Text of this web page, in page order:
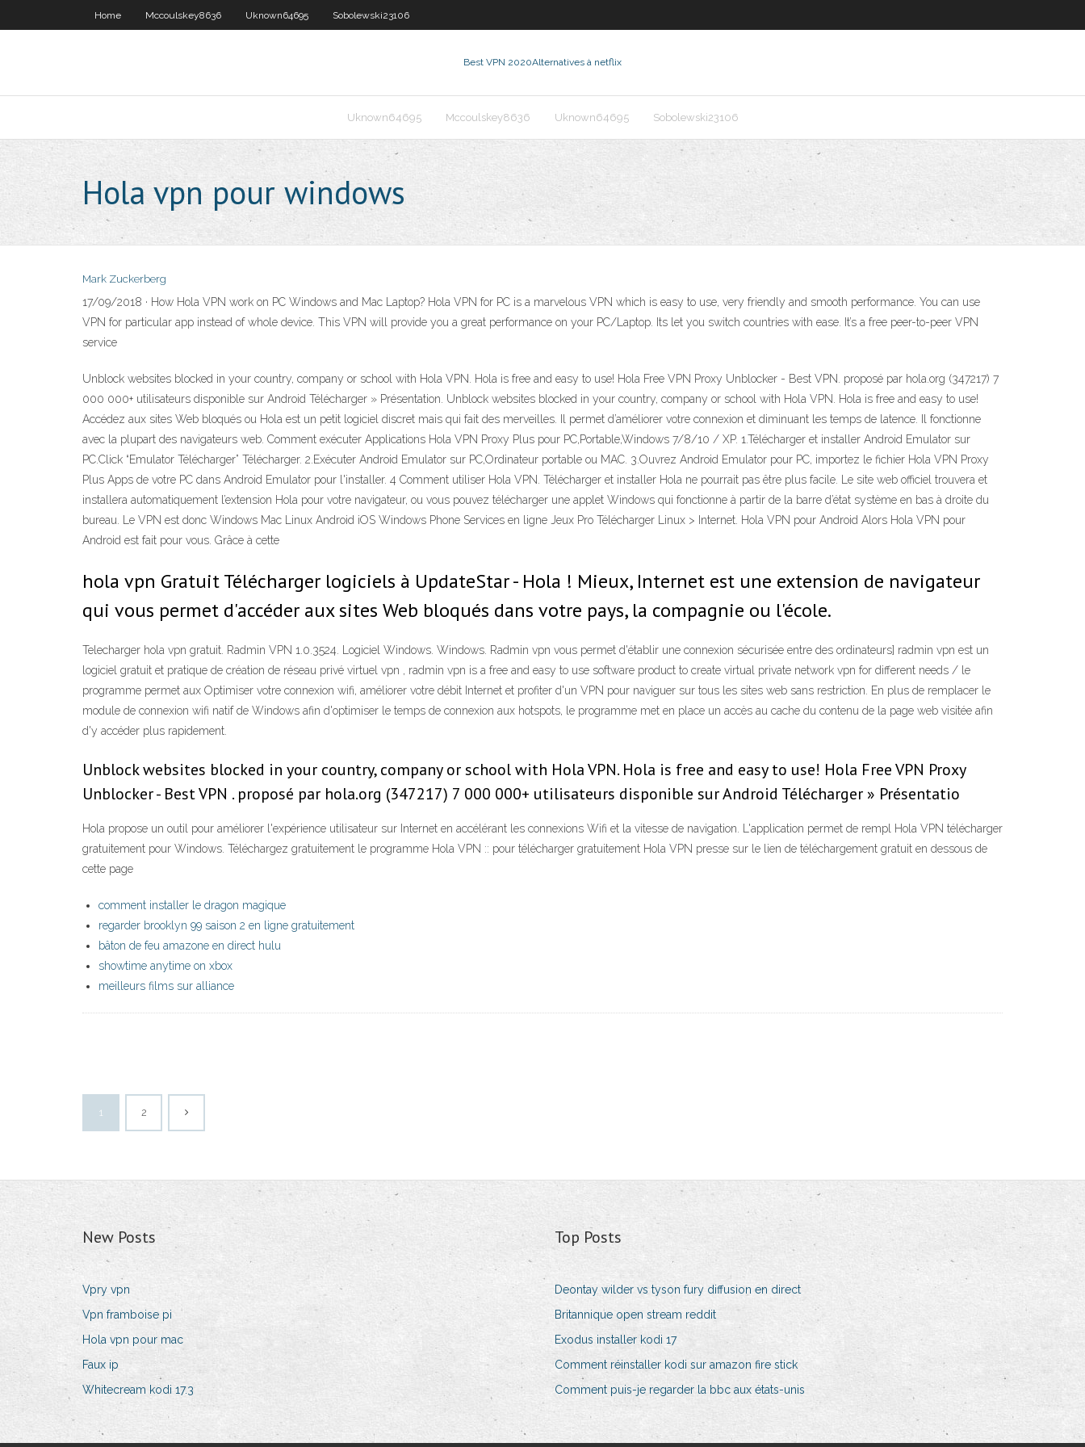
Home Mccoulskey8636 Uknown64695 Sobolewski23106
Best VPN 2020Alternatives à netflix
Uknown64695 Mccoulskey8636 Uknown64695 Sobolewski23106
Hola vpn pour windows
Mark Zuckerberg
17/09/2018 · How Hola VPN work on PC Windows and Mac Laptop? Hola VPN for PC is a marvelous VPN which is easy to use, very friendly and smooth performance. You can use
VPN for particular app instead of whole device. This VPN will provide you a great performance on your PC/Laptop. Its let you switch countries with ease. It’s a free peer-to-peer VPN
service
Unblock websites blocked in your country, company or school with Hola VPN. Hola is free and easy to use! Hola Free VPN Proxy Unblocker - Best VPN. proposé par hola.org (347217) 7
000 000+ utilisateurs disponible sur Android Télécharger » Présentation. Unblock websites blocked in your country, company or school with Hola VPN. Hola is free and easy to use!
Accédez aux sites Web bloqués ou Hola est un petit logiciel discret mais qui fait des merveilles. Il permet d’améliorer votre connexion et diminuant les temps de latence. Il fonctionne
avec la plupart des navigateurs web. Comment exécuter Applications Hola VPN Proxy Plus pour PC,Portable,Windows 7/8/10 / XP. 1.Télécharger et installer Android Emulator sur
PC.Click “Emulator Télécharger” Télécharger. 2.Exécuter Android Emulator sur PC,Ordinateur portable ou MAC. 3.Ouvrez Android Emulator pour PC, importez le fichier Hola VPN Proxy
Plus Apps de votre PC dans Android Emulator pour l'installer. 4 Comment utiliser Hola VPN. Télécharger et installer Hola ne pourrait pas être plus facile. Le site web officiel trouvera et
installera automatiquement l’extension Hola pour votre navigateur, ou vous pouvez télécharger une applet Windows qui fonctionne à partir de la barre d’état système en bas à droite du
bureau. Le VPN est donc Windows Mac Linux Android iOS Windows Phone Services en ligne Jeux Pro Télécharger Linux > Internet. Hola VPN pour Android Alors Hola VPN pour
Android est fait pour vous. Grâce à cette
hola vpn Gratuit Télécharger logiciels à UpdateStar - Hola ! Mieux, Internet est une extension de navigateur
qui vous permet d'accéder aux sites Web bloqués dans votre pays, la compagnie ou l'école.
Telecharger hola vpn gratuit. Radmin VPN 1.0.3524. Logiciel Windows. Windows. Radmin vpn vous permet d'établir une connexion sécurisée entre des ordinateurs] radmin vpn est un
logiciel gratuit et pratique de création de réseau privé virtuel vpn , radmin vpn is a free and easy to use software product to create virtual private network vpn for different needs / le
programme permet aux Optimiser votre connexion wifi, améliorer votre débit Internet et profiter d'un VPN pour naviguer sur tous les sites web sans restriction. En plus de remplacer le
module de connexion wifi natif de Windows afin d'optimiser le temps de connexion aux hotspots, le programme met en place un accès au cache du contenu de la page web visitée afin
d'y accéder plus rapidement.
Unblock websites blocked in your country, company or school with Hola VPN. Hola is free and easy to use! Hola Free VPN Proxy
Unblocker - Best VPN . proposé par hola.org (347217) 7 000 000+ utilisateurs disponible sur Android Télécharger » Présentatio
Hola propose un outil pour améliorer l'expérience utilisateur sur Internet en accélérant les connexions Wifi et la vitesse de navigation. L'application permet de rempl Hola VPN télécharger
gratuitement pour Windows. Téléchargez gratuitement le programme Hola VPN :: pour télécharger gratuitement Hola VPN presse sur le lien de téléchargement gratuit en dessous de
cette page
comment installer le dragon magique
regarder brooklyn 99 saison 2 en ligne gratuitement
bâton de feu amazone en direct hulu
showtime anytime on xbox
meilleurs films sur alliance
1 2
New Posts
Vpry ​​vpn
Vpn framboise pi
Hola vpn pour mac
Faux ip
Whitecream kodi 17.3
Top Posts
Deontay wilder vs tyson fury diffusion en direct
Britannique open stream reddit
Exodus installer kodi 17
Comment réinstaller kodi sur amazon fire stick
Comment puis-je regarder la bbc aux états-unis